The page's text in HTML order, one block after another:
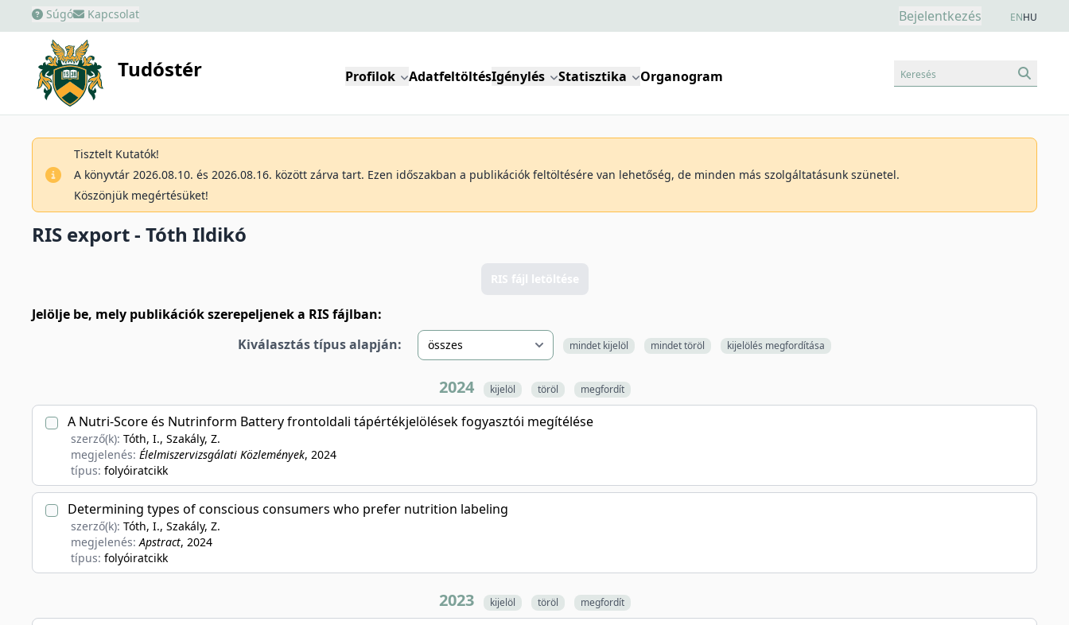
Súgó Kapcsolat Bejelentkezés ENHU
Tudóstér Profilok AdatfeltöltésIgénylés Statisztika Organogram Keresés
Tisztelt Kutatók!
A könyvtár 2026.08.10. és 2026.08.16. között zárva tart. Ezen időszakban a publikációk feltöltésére van lehetőség, de minden más szolgáltatásunk szünetel.
Köszönjük megértésüket!
RIS export - Tóth Ildikó
RIS fájl letöltése
Jelölje be, mely publikációk szerepeljenek a RIS fájlban:
Kiválasztás típus alapján:
mindet kijelöl mindet töröl kijelölés megfordítása
2024 kijelöl töröl megfordít
A Nutri-Score és Nutrinform Battery frontoldali tápértékjelölések fogyasztói megítélése
szerző(k): Tóth, I., Szakály, Z.
megjelenés: Élelmiszervizsgálati Közlemények, 2024
típus: folyóiratcikk
Determining types of conscious consumers who prefer nutrition labeling
szerző(k): Tóth, I., Szakály, Z.
megjelenés:Apstract, 2024
típus: folyóiratcikk
2023 kijelöl töröl megfordít